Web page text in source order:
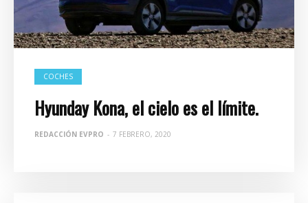
COCHES
Hyunday Kona, el cielo es el límite.
REDACCIÓN EVPRO - 7 FEBRERO, 2020